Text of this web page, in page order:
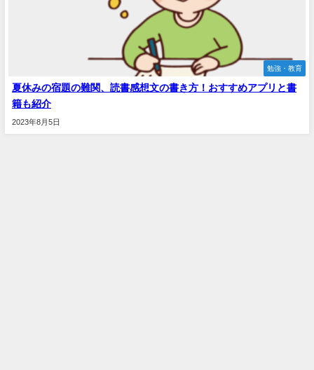
勉強・教育
夏休みの宿題の難関、読書感想文の書き方！おすすめアプリと書
籍も紹介
2023年8月5日